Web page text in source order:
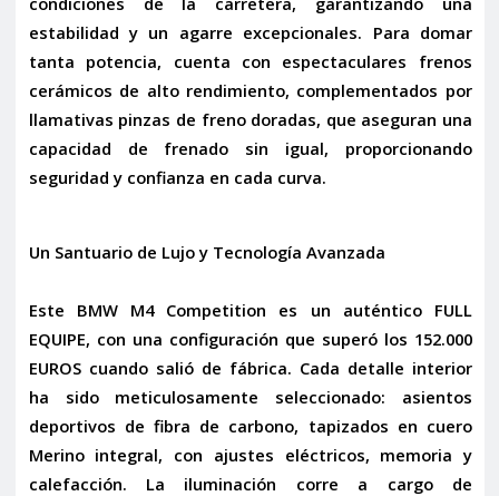
estabilidad y un agarre excepcionales. Para domar
tanta potencia, cuenta con espectaculares frenos
cerámicos de alto rendimiento, complementados por
llamativas pinzas de freno doradas, que aseguran una
capacidad de frenado sin igual, proporcionando
seguridad y confianza en cada curva.
Un Santuario de Lujo y Tecnología Avanzada
Este BMW M4 Competition es un auténtico FULL
EQUIPE, con una configuración que superó los 152.000
EUROScuando salió de fábrica. Cada detalle interior
ha sido meticulosamente seleccionado: asientos
deportivos defibra de carbono, tapizados en cuero
Merino integral, con ajustes eléctricos, memoria y
calefacción. La iluminación corre a cargo de